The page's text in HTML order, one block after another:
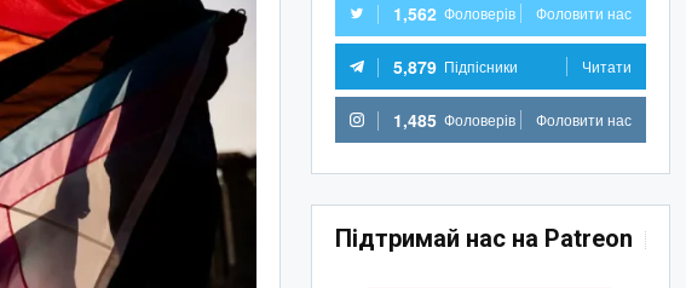
1,562 Фоловерів Фоловити нас
5,879 Підпісники Читати
1,485 Фоловерів Фоловити нас
Підтримай нас на Patreon